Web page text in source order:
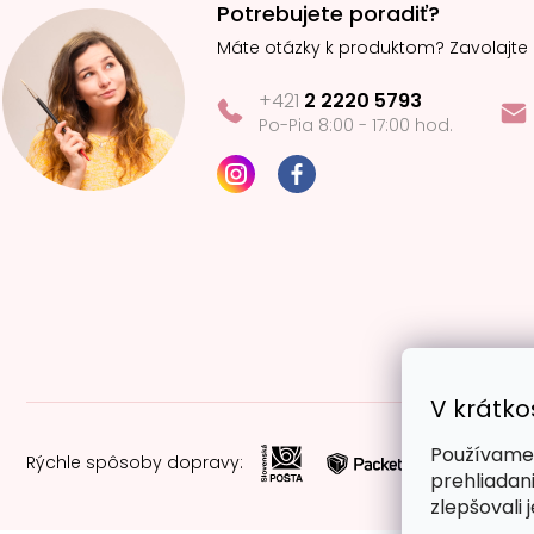
V
zlepšovali
Potrebujete poradiť?
Máte otázky k produktom? Zavolajte
+421 2 2220 5793
Po-Pia 8:00 - 17:00 hod.
Rýchle spôsoby dopravy: